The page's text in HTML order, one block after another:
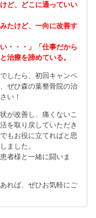
ど、どこに通っていい
たけど、一向に改善す
・・・」「仕事だから
治療を諦めている。
したら、初回キャンペ
ぜひ森の葉整骨院の治
い！
が改善し、痛くないこ
を取り戻していただき
もお役に立てればと思
ました。
者様と一緒に闘いま
れば、ぜひお気軽にご